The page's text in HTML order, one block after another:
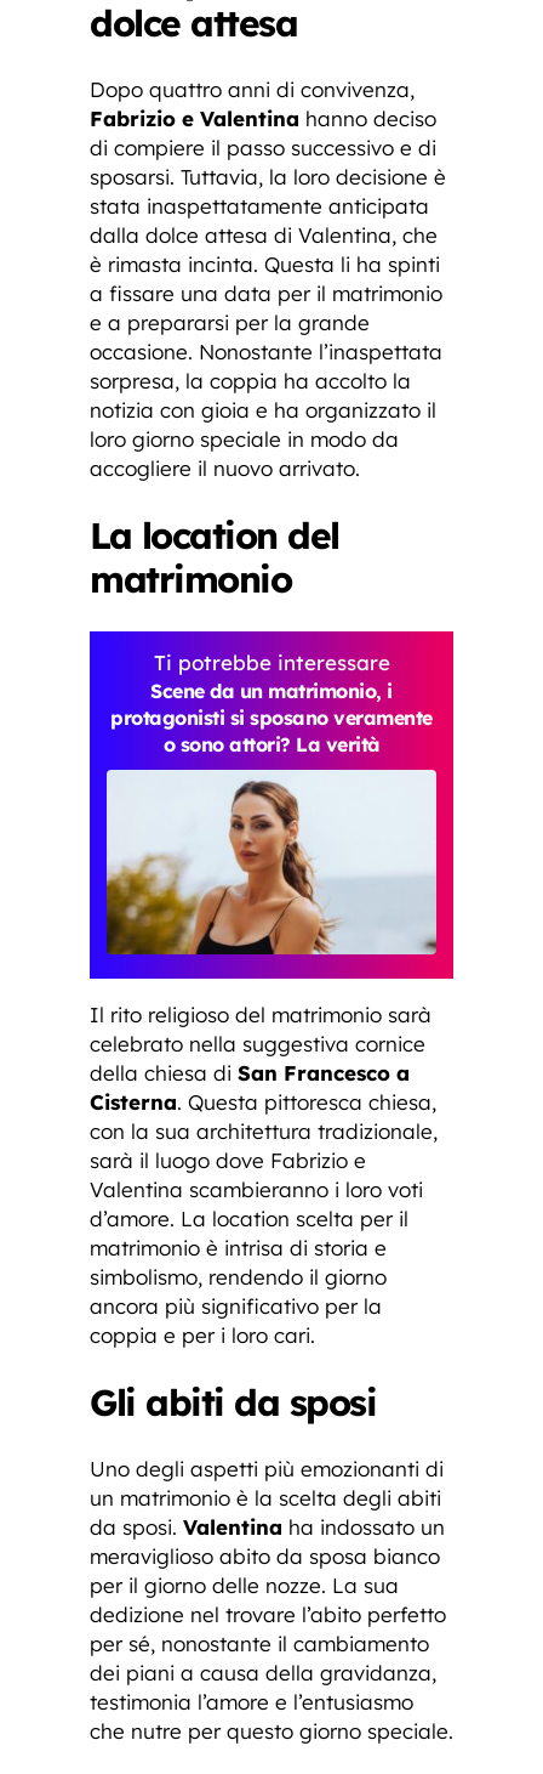
dolce attesa
Dopo quattro anni di convivenza,
Fabrizio e Valentina hanno deciso
di compiere il passo successivo e di
sposarsi. Tuttavia, la loro decisione è
stata inaspettatamente anticipata
dalla dolce attesa di Valentina, che
è rimasta incinta. Questa li ha spinti
a fissare una data per il matrimonio
e a prepararsi per la grande
occasione. Nonostante l’inaspettata
sorpresa, la coppia ha accolto la
notizia con gioia e ha organizzato il
loro giorno speciale in modo da
accogliere il nuovo arrivato.
La location del
matrimonio
Ti potrebbe interessare
Scene da un matrimonio, i
protagonisti si sposano veramente
o sono attori? La verità
Il rito religioso del matrimonio sarà
celebrato nella suggestiva cornice
della chiesa di San Francesco a
Cisterna. Questa pittoresca chiesa,
con la sua architettura tradizionale,
sarà il luogo dove Fabrizio e
Valentina scambieranno i loro voti
d’amore. La location scelta per il
matrimonio è intrisa di storia e
simbolismo, rendendo il giorno
ancora più significativo per la
coppia e per i loro cari.
Gli abiti da sposi
Uno degli aspetti più emozionanti di
un matrimonio è la scelta degli abiti
da sposi. Valentina ha indossato un
meraviglioso abito da sposa bianco
per il giorno delle nozze. La sua
dedizione nel trovare l’abito perfetto
per sé, nonostante il cambiamento
dei piani a causa della gravidanza,
testimonia l’amore e l’entusiasmo
che nutre per questo giorno speciale.